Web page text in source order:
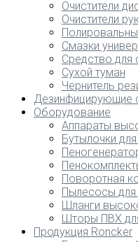
Очистители
Очистители
Смазки
Средство для
Сухой туман
Чернитель
Дезинфицирующие
Оборудование
Аппараты
Бутылочки
Поворотная
Пылесосы для
Шланги
Шторы ПВХ
Продукция Roncker